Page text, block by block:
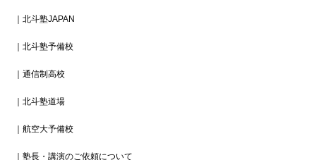
｜北斗塾JAPAN
｜北斗塾予備校
｜通信制高校
｜北斗塾道場
｜航空大予備校
｜塾長・講演のご依頼について